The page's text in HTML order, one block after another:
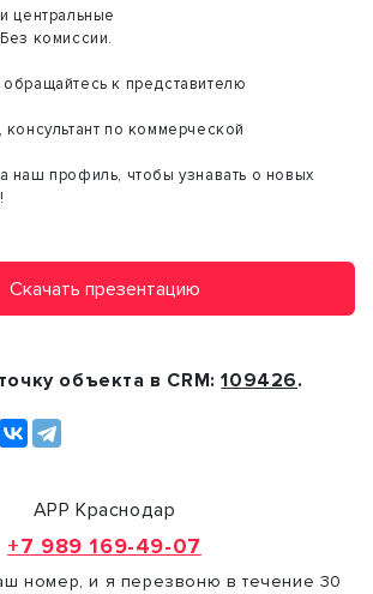
центральные
комиссии.
к представителю
по коммерческой
наш профиль, чтобы узнавать о новых
Скачать презентацию
объекта в CRM:109426.
АРР Краснодар
+7 989 169-49-07
номер, и я перезвоню в течение 30